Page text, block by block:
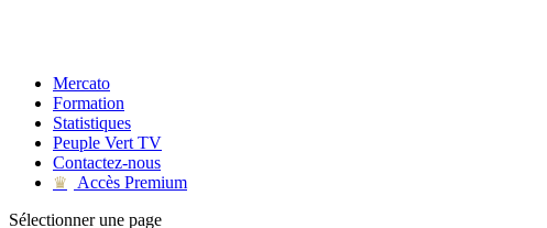
Mercato
Formation
Statistiques
Peuple Vert TV
Contactez-nous
♛
Accès Premium
Sélectionner une page